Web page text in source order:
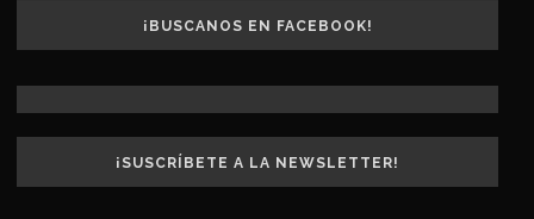
¡BUSCANOS EN FACEBOOK!
¡SUSCRÍBETE A LA NEWSLETTER!